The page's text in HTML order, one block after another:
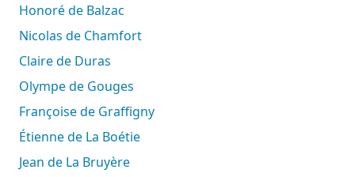
Honoré de Balzac
Nicolas de Chamfort
Claire de Duras
Olympe de Gouges
Françoise de Graffigny
Étienne de La Boétie
Jean de La Bruyère